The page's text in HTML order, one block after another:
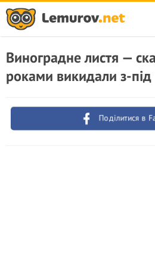
Виноградне листя —
роками викидали з-під
Поділитися в